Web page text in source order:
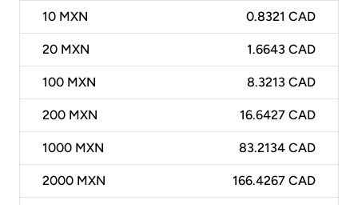
10 MXN 0.8321 CAD
20 MXN 1.6643 CAD
100 MXN 8.3213 CAD
200 MXN 16.6427 CAD
1000 MXN 83.2134 CAD
2000 MXN 166.4267 CAD